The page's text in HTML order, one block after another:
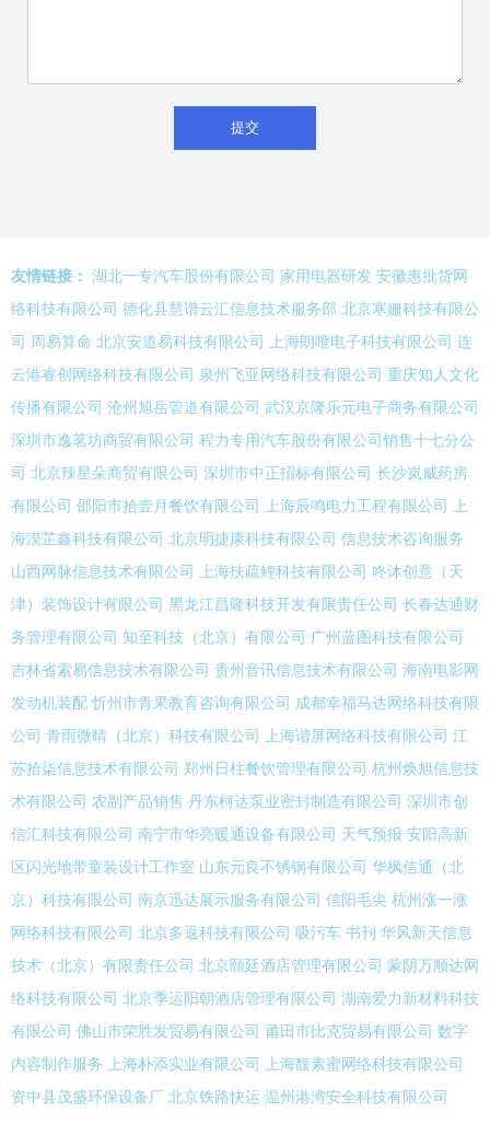
友情链接： 湖北一专汽车股份有限公司 家用电器研发 安徽惠批货网
络科技有限公司 德化县慧谱云汇信息技术服务部 北京寒姗科技有限公
司
周易算命 北京安道易科技有限公司 上海朗噔电子科技有限公司 连
云港睿创网络科技有限公司 泉州飞亚网络科技有限公司 重庆知人文化
传播有限公司 沧州旭岳管道有限公司 武汉京隆乐元电子商务有限公司
深圳市逸茗坊商贸有限公司 程力专用汽车股份有限公司销售十七分公
司 北京辣星朵商贸有限公司 深圳市中正招标有限公司 长沙岚威药房
有限公司 邵阳市拾壹月餐饮有限公司 上海辰鸣电力工程有限公司
上
海漠芷鑫科技有限公司 北京明捷康科技有限公司 信息技术咨询服务
山西网脉信息技术有限公司
上海扶疏鲤科技有限公司 咚沐创意（天
津）装饰设计有限公司 黑龙江昌隆科技开发有限责任公司 长春达通财
务管理有限公司 知至科技（北京）有限公司 广州蓝图科技有限公司
吉林省索易信息技术有限公司 贵州音讯信息技术有限公司 海南电影网
发动机装配 忻州市青果教育咨询有限公司 成都幸福马达网络科技有限
公司 青雨微晴（北京）科技有限公司 上海谐屏网络科技有限公司 江
苏拾柒信息技术有限公司 郑州日柱餐饮管理有限公司 杭州焕旭信息技
术有限公司 农副产品销售 丹东柯达泵业密封制造有限公司 深圳市创
信汇科技有限公司 南宁市华亮暖通设备有限公司 天气预报 安阳高新
区闪光地带童装设计工作室 山东元良不锈钢有限公司 华枫信通（北
京）科技有限公司 南京迅达展示服务有限公司 信阳毛尖 杭州涨一涨
网络科技有限公司 北京多返科技有限公司 吸污车 书刊 华风新天信息
技术（北京）有限责任公司 北京颐廷酒店管理有限公司 蒙阴万顺达网
络科技有限公司 北京季运阳朝酒店管理有限公司 湖南爱力新材料科技
有限公司 佛山市荣胜发贸易有限公司 莆田市比克贸易有限公司 数字
内容制作服务
上海朴添实业有限公司
上海馥素蜜网络科技有限公司
资中县茂盛环保设备厂 北京铁路快运 温州港湾安全科技有限公司